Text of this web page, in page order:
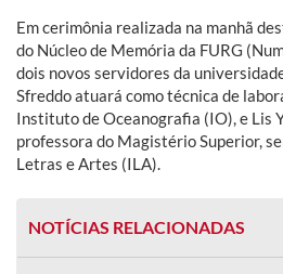
Em cerimônia realizada na manhã
do Núcleo de Memória da FURG
dois novos servidores da
Sfreddo atuará como técnica de
Instituto de Oceanografia (IO), e Lis
professora do Magistério Superior,
Letras e Artes (ILA).
NOTÍCIAS RELACIONADAS